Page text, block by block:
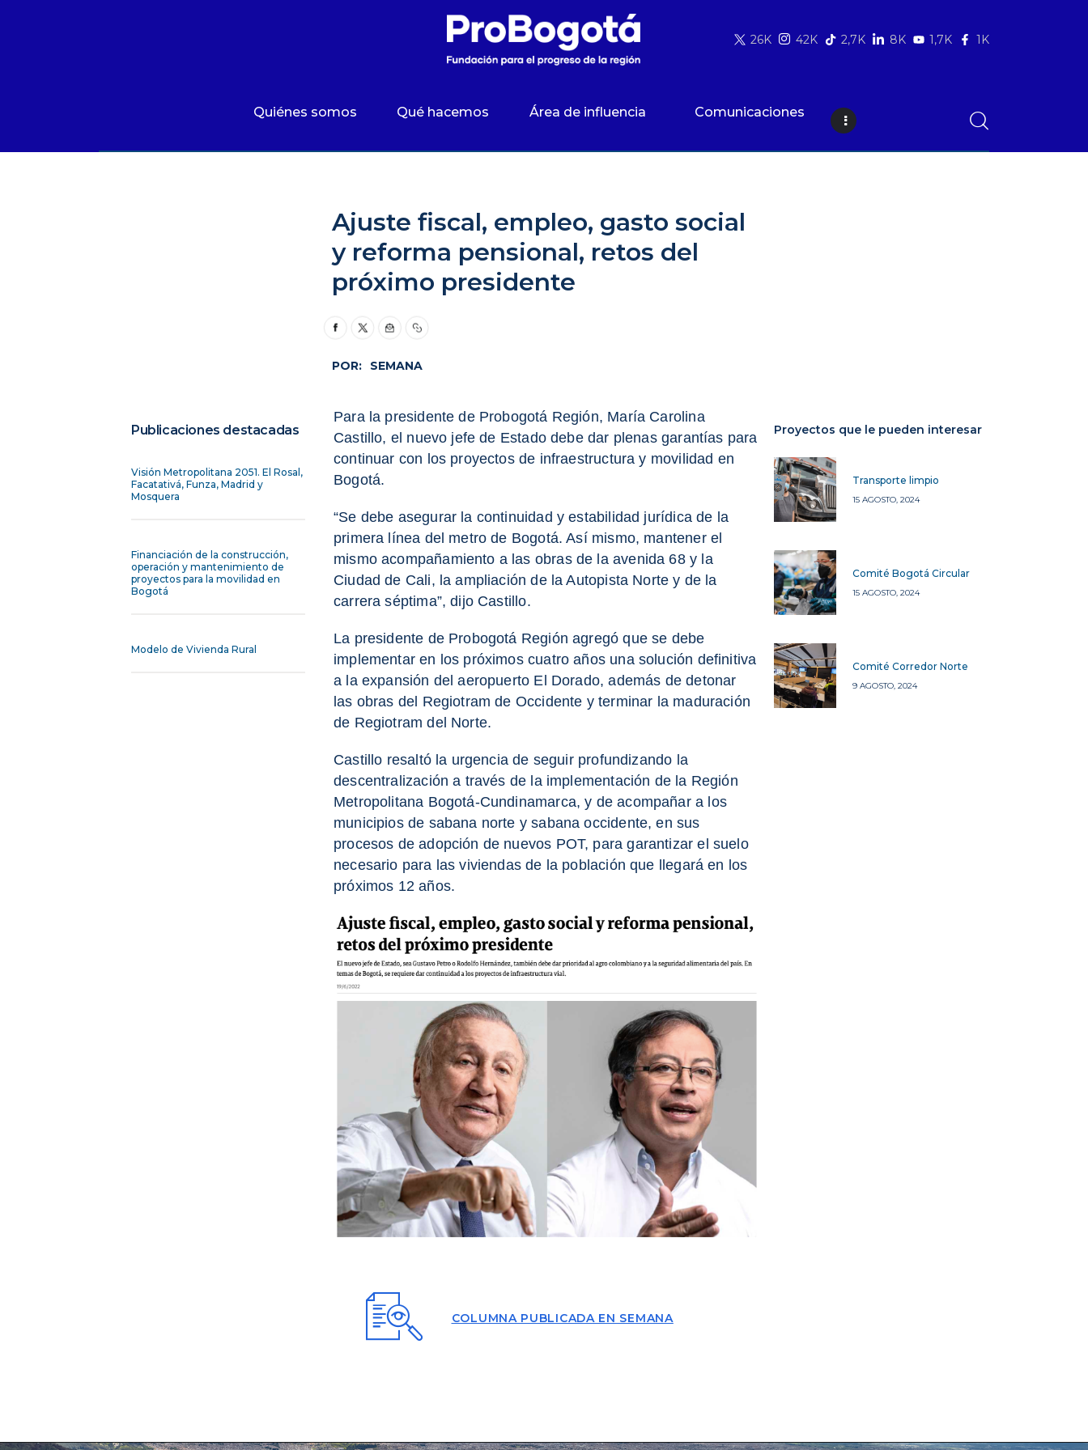
26K 42K 2,7K 8K 1,7K 1K
Quiénes somos Qué hacemos Área de influencia Comunicaciones
Ajuste fiscal, empleo, gasto social
y reforma pensional, retos del
próximo presidente
POR: SEMANA
Publicaciones destacadas
Visión Metropolitana 2051. El Rosal,
Facatativá, Funza, Madrid y
Mosquera
Financiación de la construcción,
operación y mantenimiento de
proyectos para la movilidad en
Bogotá
Modelo de Vivienda Rural
Para la presidente de Probogotá Región, María Carolina
Castillo, el nuevo jefe de Estado debe dar plenas garantías para
continuar con los proyectos de infraestructura y movilidad en
Bogotá.
“Se debe asegurar la continuidad y estabilidad jurídica de la
primera línea del metro de Bogotá. Así mismo, mantener el
mismo acompañamiento a las obras de la avenida 68 y la
Ciudad de Cali, la ampliación de la Autopista Norte y de la
carrera séptima”, dijo Castillo.
La presidente de Probogotá Región agregó que se debe
implementar en los próximos cuatro años una solución definitiva
a la expansión del aeropuerto El Dorado, además de detonar
las obras del Regiotram de Occidente y terminar la maduración
de Regiotram del Norte.
Castillo resaltó la urgencia de seguir profundizando la
descentralización a través de la implementación de la Región
Metropolitana Bogotá-Cundinamarca, y de acompañar a los
municipios de sabana norte y sabana occidente, en sus
procesos de adopción de nuevos POT, para garantizar el suelo
necesario para las viviendas de la población que llegará en los
próximos 12 años.
COLUMNA PUBLICADA EN SEMANA
Proyectos que le pueden interesar
Transporte limpio
15 AGOSTO, 2024
Comité Bogotá Circular
15 AGOSTO, 2024
Comité Corredor Norte
9 AGOSTO, 2024